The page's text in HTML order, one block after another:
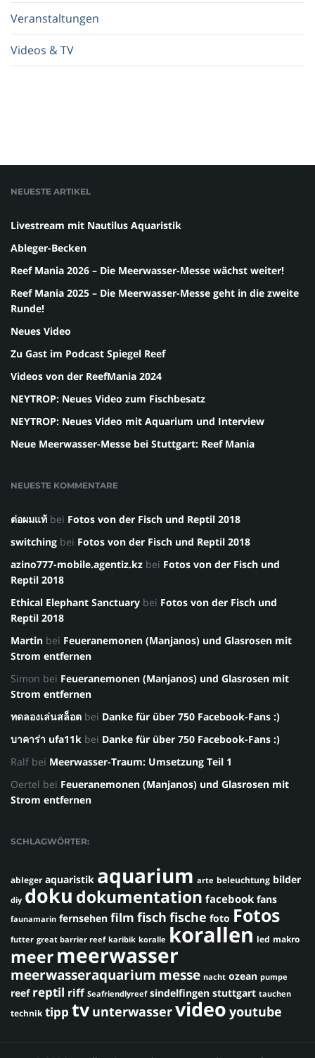
Veranstaltungen
Videos & TV
NEUESTE ARTIKEL
Livestream mit Nautilus Aquaristik
Ableger-Becken
Reef Mania 2026 – Die Meerwasser-Messe wächst weiter!
Reef Mania 2025 – Die Meerwasser-Messe geht in die zweite
Runde!
Neues Video
Zu Gast im Podcast Spiegel Reef
Videos von der ReefMania 2024
NEYTROP: Neues Video zum Fischbesatz
NEYTROP: Neues Video mit Aquarium und Interview
Neue Meerwasser-Messe bei Stuttgart: Reef Mania
NEUESTE KOMMENTARE
ต่อผมแท้ bei Fotos von der Fisch und Reptil 2018
switching bei Fotos von der Fisch und Reptil 2018
azino777-mobile.agentiz.kz bei Fotos von der Fisch und
Reptil 2018
Ethical Elephant Sanctuary bei Fotos von der Fisch und
Reptil 2018
Martin bei Feueranemonen (Manjanos) und Glasrosen mit
Strom entfernen
Simon bei Feueranemonen (Manjanos) und Glasrosen mit
Strom entfernen
ทดลองเล่นสล็อต bei Danke für über 750 Facebook-Fans :)
บาคาร่า ufa11k bei Danke für über 750 Facebook-Fans :)
Ralf bei Meerwasser-Traum: Umsetzung Teil 1
Oertel bei Feueranemonen (Manjanos) und Glasrosen mit
Strom entfernen
SCHLAGWÖRTER:
ableger aquaristik aquarium arte beleuchtung bilder
diy doku dokumentation facebook fans
faunamarin fernsehen film fisch fische foto Fotos
futter great barrier reef karibik koralle korallen led makro
meermeerwasser
meerwasseraquarium messe nacht ozean pumpe
reef reptil riff Seafriendlyreef sindelfingen stuttgart tauchen
technik tipp tv unterwasservideo youtube